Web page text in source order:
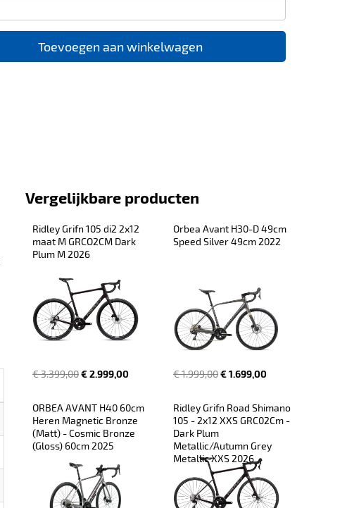
Toevoegen aan winkelwagen
Vergelijkbare producten
Ridley Grifn 105 di2 2x12
maat M GRCO2CM Dark
Plum M 2026
€ 3.399,00€ 2.999,00
Orbea Avant H30-D 49cm
Speed Silver 49cm 2022
€ 1.999,00€ 1.699,00
ORBEA AVANT H40 60cm
Heren Magnetic Bronze
(Matt) - Cosmic Bronze
(Gloss) 60cm 2025
Ridley Grifn Road Shimano
105 - 2x12 XXS GRC02Cm -
Dark Plum
Metallic/Autumn Grey
Metallic XXS 2026